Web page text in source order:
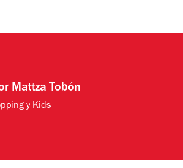
Mattza Tobón
y Kids